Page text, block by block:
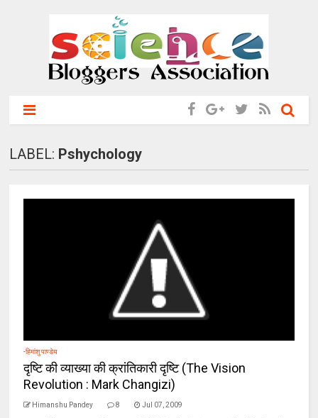
LABEL: Pshychology
-हिमांशु पाण्डेय
दृष्टि की व्याख्या की क्रांतिकारी दृष्टि (The Vision
Revolution : Mark Changizi)
Himanshu Pandey 8 Jul 07, 2009